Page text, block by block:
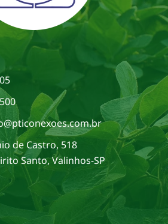
de Castro, 518
Santo, Valinhos-SP